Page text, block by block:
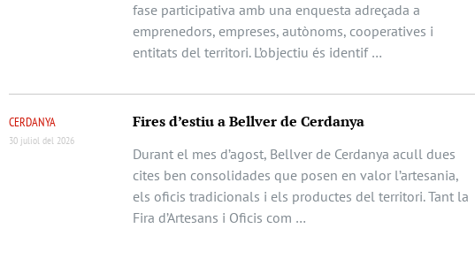
fase participativa amb una enquesta adreçada a
emprenedors, empreses, autònoms, cooperatives i
entitats del territori. L’objectiu és identif …
CERDANYA
30 juliol del 2026
Fires d’estiu a Bellver de Cerdanya
Durant el mes d’agost, Bellver de Cerdanya acull dues
cites ben consolidades que posen en valor l’artesania,
els oficis tradicionals i els productes del territori. Tant la
Fira d’Artesans i Oficis com …